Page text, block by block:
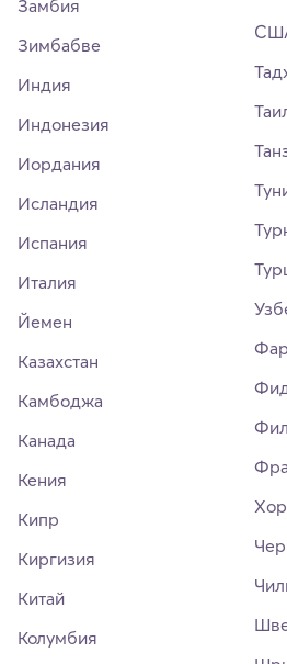
Замбия
Зимбабве
Индия
Индонезия
Иордания
Исландия
Испания
Италия
Йемен
Казахстан
Камбоджа
Канада
Кения
Кипр
Киргизия
Китай
Колумбия